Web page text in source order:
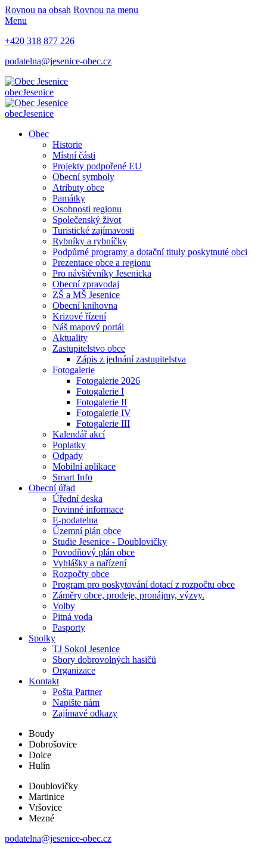
Rovnou na obsah Rovnou na menu
Menu
+420 318 877 226
podatelna@jesenice-obec.cz
obecJesenice
obecJesenice
Obec
Historie
Místní části
Projekty podpořené EU
Obecní symboly
Atributy obce
Památky
Osobnosti regionu
Společenský život
Turistické zajímavosti
Rybníky a rybníčky
Podpůrné programy a dotační tituly poskytnuté obci
Prezentace obce a regionu
Pro návštěvníky Jesenicka
Obecní zpravodaj
ZŠ a MŠ Jesenice
Obecní knihovna
Krizové řízení
Náš mapový portál
Aktuality
Zastupitelstvo obce
Zápis z jednání zastupitelstva
Fotogalerie
Fotogalerie 2026
Fotogalerie I
Fotogalerie II
Fotogalerie IV
Fotogalerie III
Kalendář akcí
Poplatky
Odpady
Mobilní aplikace
Smart Info
Obecní úřad
Úřední deska
Povinné informace
E-podatelna
Územní plán obce
Studie Jesenice - Doublovičky
Povodňový plán obce
Vyhlášky a nařízení
Rozpočty obce
Program pro poskytování dotací z rozpočtu obce
Záměry obce, prodeje, pronájmy, výzvy.
Volby
Pitná voda
Pasporty
Spolky
TJ Sokol Jesenice
Sbory dobrovolných hasičů
Organizace
Kontakt
Pošta Partner
Napište nám
Zajímavé odkazy
Boudy
Dobrošovice
Dolce
Hulín
Doublovičky
Martinice
Vršovice
Mezné
podatelna@jesenice-obec.cz